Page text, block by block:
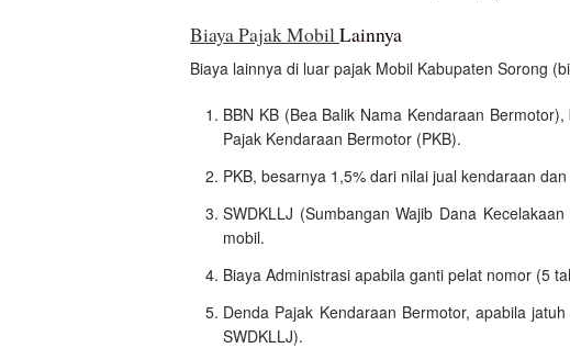
Biaya Pajak MobilLainnya
Biaya lainnya di luar pajak Mobil Kabupaten Sorong
BBN KB (Bea Balik Nama Kendaraan
Pajak Kendaraan Bermotor (PKB).
PKB, besarnya 1,5% dari nilai jual kendaraan
SWDKLLJ (Sumbangan Wajib Dana
mobil.
Biaya Administrasi apabila ganti pelat nomor (5
Denda Pajak Kendaraan Bermotor, apabila
SWDKLLJ).